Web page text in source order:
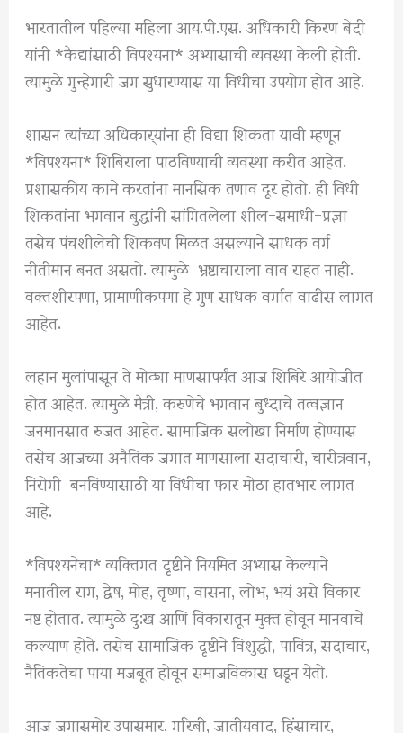
भारतातील पहिल्या महिला आय.पी.एस. अधिकारी किरण बेदी
यांनी *कैद्यांसाठी विपश्यना* अभ्यासाची व्यवस्था केली होती.
त्यामुळे गुन्हेगारी जग सुधारण्यास या विधीचा उपयोग होत आहे.
शासन त्यांच्या अधिकार्‍यांना ही विद्या शिकता यावी म्हणून
*विपश्यना* शिबिराला पाठविण्याची व्यवस्था करीत आहेत.
प्रशासकीय कामे करतांना मानसिक तणाव दूर होतो. ही विधी
शिकतांना भगवान बुद्धांनी सांगितलेला शील-समाधी-प्रज्ञा
तसेच पंचशीलेची शिकवण मिळत असल्याने साधक वर्ग
नीतीमान बनत असतो. त्यामुळे भ्रष्टाचाराला वाव राहत नाही.
वक्तशीरपणा, प्रामाणीकपणा हे गुण साधक वर्गात वाढीस लागत
आहेत.
लहान मुलांपासून ते मोठ्या माणसापर्यंत आज शिबिरे आयोजीत
होत आहेत. त्यामुळे मैत्री, करुणेचे भगवान बुध्दाचे तत्वज्ञान
जनमानसात रुजत आहेत. सामाजिक सलोखा निर्माण होण्यास
तसेच आजच्या अनैतिक जगात माणसाला सदाचारी, चारीत्रवान,
निरोगी बनविण्यासाठी या विधीचा फार मोठा हातभार लागत
आहे.
*विपश्यनेचा* व्यक्तिगत दृष्टीने नियमित अभ्यास केल्याने
मनातील राग, द्वेष, मोह, तृष्णा, वासना, लोभ, भयं असे विकार
नष्ट होतात. त्यामुळे दु:ख आणि विकारातून मुक्त होवून मानवाचे
कल्याण होते. तसेच सामाजिक दृष्टीने विशुद्धी, पावित्र, सदाचार,
नैतिकतेचा पाया मजबूत होवून समाजविकास घडून येतो.